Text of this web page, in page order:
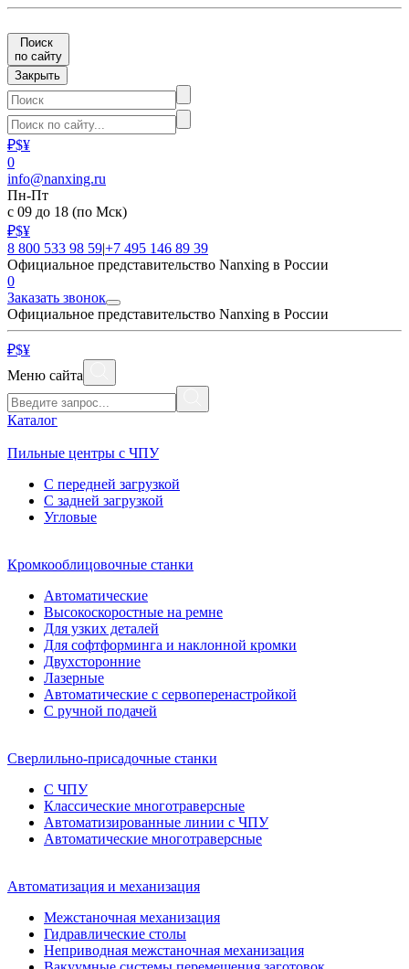
Поиск
по сайту
Закрыть
₽$¥
0
info@nanxing.ru
Пн-Пт
с 09 до 18 (по Мск)
₽$¥
8 800 533 98 59|+7 495 146 89 39
Официальное представительство Nanxing в России
0
Заказать звонок
Официальное представительство Nanxing в России
₽$¥
Меню сайта
Каталог
Пильные центры с ЧПУ
С передней загрузкой
С задней загрузкой
Угловые
Кромкооблицовочные станки
Автоматические
Высокоскоростные на ремне
Для узких деталей
Для софтформинга и наклонной кромки
Двухсторонние
Лазерные
Автоматические с сервоперенастройкой
С ручной подачей
Сверлильно-присадочные станки
С ЧПУ
Классические многотраверсные
Автоматизированные линии с ЧПУ
Автоматические многотраверсные
Автоматизация и механизация
Межстаночная механизация
Гидравлические столы
Неприводная межстаночная механизация